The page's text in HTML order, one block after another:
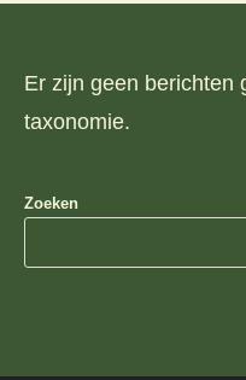
Er zijn geen berichten
taxonomie.
Zoeken